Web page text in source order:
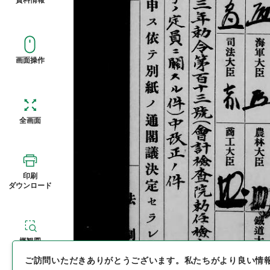
画面操作
全画面
印刷
ダウンロード
概観図
ご訪問いただきありがとうございます。 私たちがより良い情